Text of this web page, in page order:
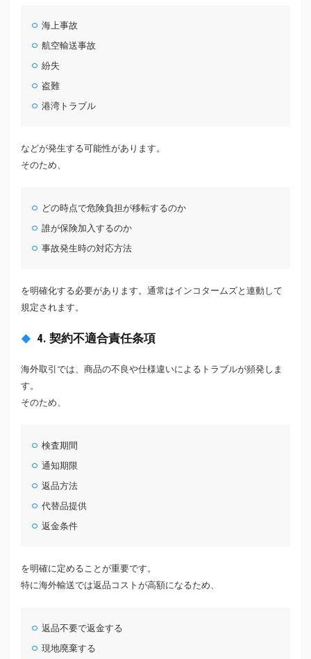
海上事故
航空輸送事故
紛失
盗難
港湾トラブル
などが発生する可能性があります。
そのため、
どの時点で危険負担が移転するのか
誰が保険加入するのか
事故発生時の対応方法
を明確化する必要があります。通常はインコタームズと連動して
規定されます。
4. 契約不適合責任条項
海外取引では、商品の不良や仕様違いによるトラブルが頻発しま
す。
そのため、
検査期間
通知期限
返品方法
代替品提供
返金条件
を明確に定めることが重要です。
特に海外輸送では返品コストが高額になるため、
返品不要で返金する
現地廃棄する